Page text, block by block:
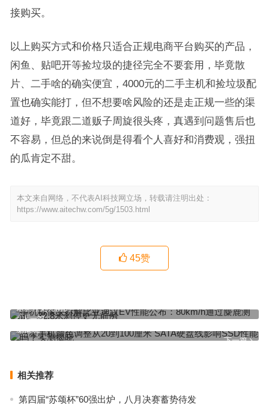
接购买。
以上购买方式和价格只适合正规电商平台购买的产品，
闲鱼、贴吧开等捡垃圾的捷径完全不要套用，毕竟散
片、二手啥的确实便宜，4000元的二手主机和捡垃圾配
置也确实能打，但不想要啥风险的还是走正规一些的渠
道好，毕竟跟二道贩子周旋很头疼，真遇到问题售后也
不容易，但总的来说倒是得看个人喜好和消费观，强扭
的瓜肯定不甜。
本文来自网络，不代表AI科技网立场，转载请注明出处：
https://www.aitechw.com/5g/1503.html
45赞
上一篇
米刹停史无前例
下一篇
三星手机颜色调整从20到100厘米 SATA硬盘线影响SSD性能吗？实
测揭晓
相关推荐
第四届“苏颂杯”60强出炉，八月决赛蓄势待发